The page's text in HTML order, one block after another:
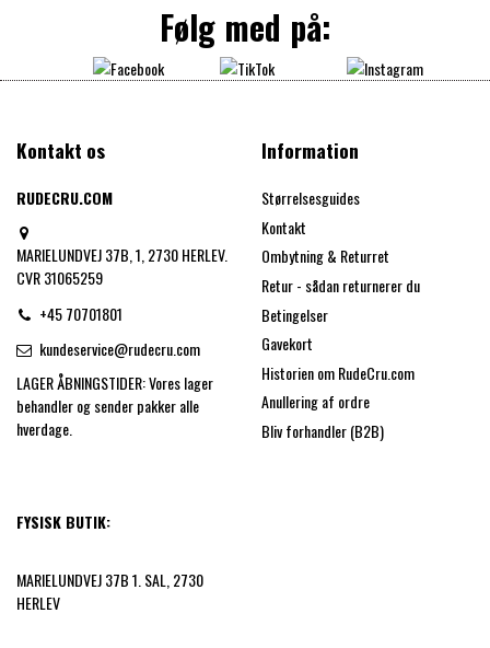
Følg med på:
Kontakt os
RUDECRU.COM
MARIELUNDVEJ 37B, 1, 2730 HERLEV.
CVR 31065259
+45 70701801
kundeservice@rudecru.com
LAGER ÅBNINGSTIDER: Vores lager
behandler og sender pakker alle
hverdage.
FYSISK BUTIK:
MARIELUNDVEJ 37B 1. SAL, 2730
HERLEV
Information
Størrelsesguides
Kontakt
Ombytning & Returret
Retur - sådan returnerer du
Betingelser
Gavekort
Historien om RudeCru.com
Anullering af ordre
Bliv forhandler (B2B)